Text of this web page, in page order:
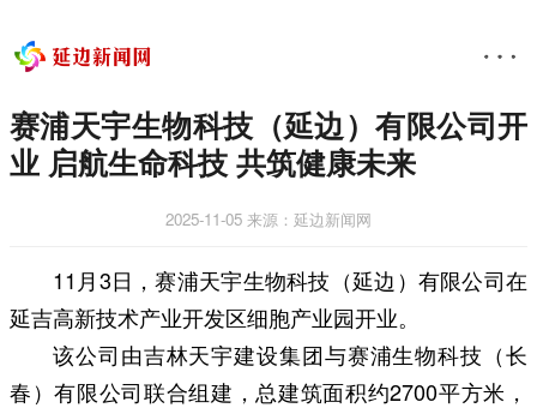
赛浦天宇生物科技（延边）有限公司开
业 启航生命科技 共筑健康未来
2025-11-05 来源：延边新闻网
11月3日，赛浦天宇生物科技（延边）有限公司在
延吉高新技术产业开发区细胞产业园开业。
该公司由吉林天宇建设集团与赛浦生物科技（长
春）有限公司联合组建，总建筑面积约2700平方米，